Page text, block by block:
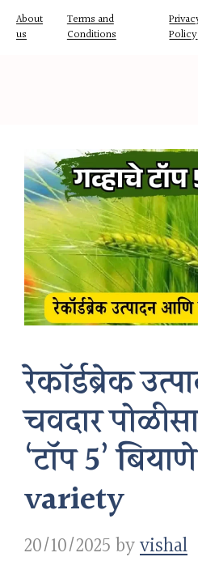
Skip
About
us
Terms and
Conditions
Policy
रेकॉर्डब्रेक
चवदार
‘टॉप 5’
variety
20/10/2025byvishal